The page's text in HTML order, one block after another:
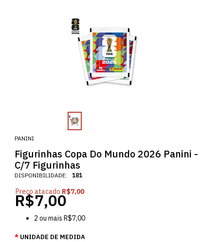
PANINI
Figurinhas Copa Do Mundo 2026 Panini -
C/7 Figurinhas
DISPONIBILIDADE: 181
Preço atacado R$7,00
R$7,00
2 ou mais R$7,00
UNIDADE DE MEDIDA